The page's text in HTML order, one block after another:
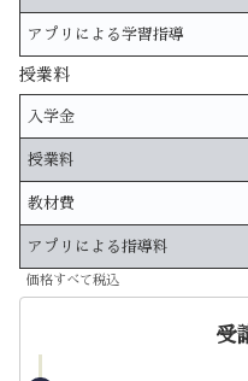
アプリによる学習指導
授業料
入学金
授業料
教材費
アプリによる指導料
価格すべて税込
受